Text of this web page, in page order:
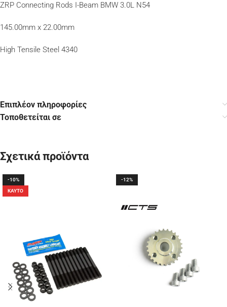
ZRP Connecting Rods I-Beam BMW 3.0L N54
145.00mm x 22.00mm
High Tensile Steel 4340
Επιπλέον πληροφορίες
Τοποθετείται σε
Σχετικά προϊόντα
-10%
ΚΑΥΤΌ
-12%